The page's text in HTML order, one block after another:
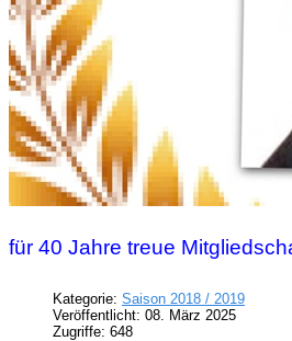
für 40 Jahre treue
Kategorie: Saison 2018 / 2019
Veröffentlicht: 08. März 2025
Zugriffe: 648